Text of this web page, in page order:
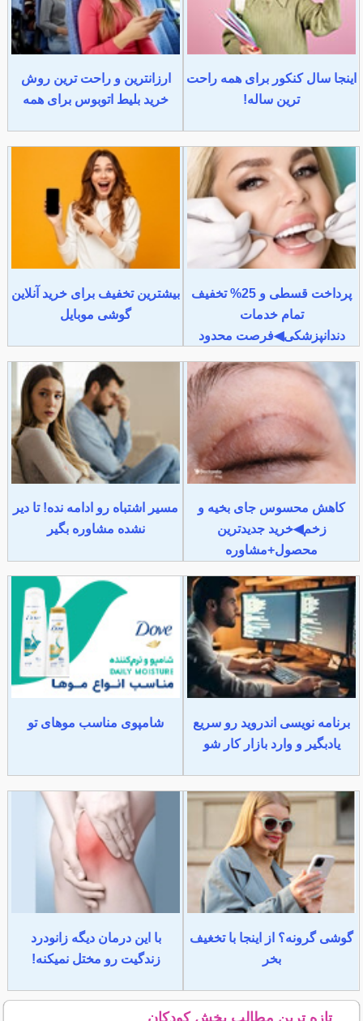
اینجا سال کنکور برای همه راحت
ترین ساله!
ارزانترین و راحت ترین روش
خرید بلیط اتوبوس برای همه
پرداخت قسطی و 25% تخفیف
تمام خدمات
دندانپزشکی◀فرصت محدود
بیشترین تخفیف برای خرید آنلاین
گوشی موبایل
کاهش محسوس جای بخیه و
زخم◀خرید جدیدترین
محصول+مشاوره
مسیر اشتباه رو ادامه نده! تا دیر
نشده مشاوره بگیر
برنامه نویسی اندروید رو سریع
یادبگیر و وارد بازار کار شو
شامپوی مناسب موهای تو
گوشی گرونه؟ از اینجا با تخغیف
بخر
با این درمان دیگه زانودرد
زندگیت رو مختل نمیکنه!
تازه ترین مطالب بخش کودکان